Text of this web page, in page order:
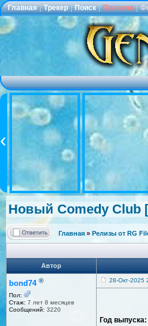
Главная | Трекер | Поиск | Правила |
Новый Comedy Club
Главная » Релизы от RG
Автор
bond74 ®
Пол:
Стаж: 7 лет 8 месяцев
Сообщений: 3220
28-Окт-2025
Год выпуска: